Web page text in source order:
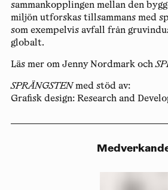
sammankopplingen mellan den
miljön utforskas tillsammans med
som exempelvis avfall från
globalt.
Läs mer om Jenny Nordmark och
SPRÄNGSTEN med stöd av:
Grafisk design: Research and